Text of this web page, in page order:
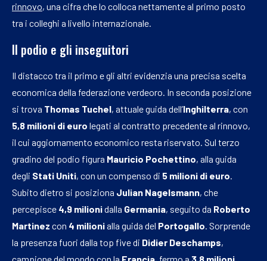
rinnovo, una cifra che lo colloca nettamente al primo posto
tra i colleghi a livello internazionale.
Il podio e gli inseguitori
Il distacco tra il primo e gli altri evidenzia una precisa scelta
economica della federazione verdeoro. In seconda posizione
si trova Thomas Tuchel, attuale guida dell’Inghilterra, con
5,8 milioni di euro legati al contratto precedente al rinnovo,
il cui aggiornamento economico resta riservato. Sul terzo
gradino del podio figura Mauricio Pochettino, alla guida
degli Stati Uniti, con un compenso di 5 milioni di euro.
Subito dietro si posiziona Julian Nagelsmann, che
percepisce 4,9 milionidalla Germania, seguito da Roberto
Martinez con 4 milionialla guida del Portogallo. Sorprende
la presenza fuori dalla top five di Didier Deschamps,